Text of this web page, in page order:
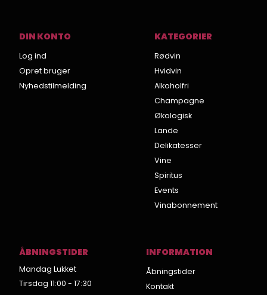
DIN KONTO
Log ind
Opret bruger
Nyhedstilmelding
KATEGORIER
Rødvin
Hvidvin
Alkoholfri
Champagne
Økologisk
Lande
Delikatesser
Vine
Spiritus
Events
Vinabonnement
ÅBNINGSTIDER
Mandag Lukket
Tirsdag 11:00 - 17:30
INFORMATION
Åbningstider
Kontakt